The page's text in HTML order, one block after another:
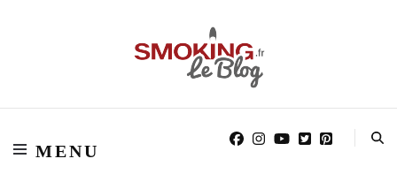
Blog smoking.fr
MENU